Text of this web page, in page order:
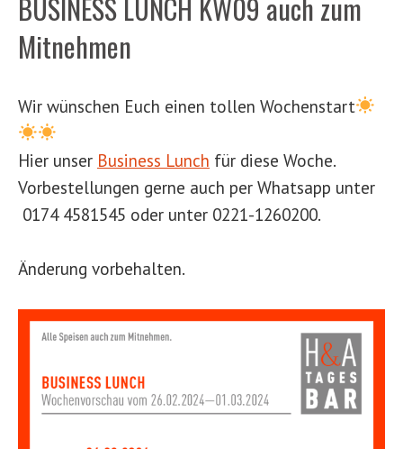
BUSINESS LUNCH KW09 auch zum
Mitnehmen
Wir wünschen Euch einen tollen Wochenstart
Hier unser Business Lunch für diese Woche.
Vorbestellungen gerne auch per Whatsapp unter
0174 4581545 oder unter 0221-1260200.
Änderung vorbehalten.